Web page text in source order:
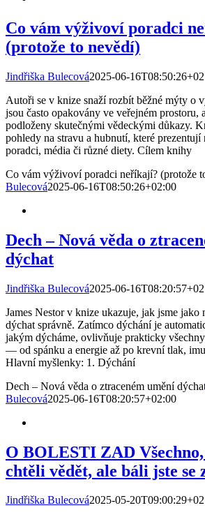
Co vám výživoví poradci
(protože to nevědí)
Jindřiška Bulecová2025-06-
Autoři se v knize snaží rozbít běžné mýty o
jsou často opakovány ve veřejném prostoru,
podloženy skutečnými vědeckými důkazy.
pohledy na stravu a hubnutí, které
poradci, média či různé diety. Cílem knihy
Co vám výživoví poradci neříkají? (protože
Bulecová2025-06-16T08:50:26+02:00
Dech – Nová věda o
dýchat
Jindřiška Bulecová2025-06-
James Nestor v knize ukazuje, jak jsme jako
dýchat správně. Zatímco dýchání je
jakým dýcháme, ovlivňuje prakticky
— od spánku a energie až po krevní tlak,
Hlavní myšlenky: 1. Dýchání
Dech – Nová věda o ztraceném umění
Bulecová2025-06-16T08:20:57+02:00
O BOLESTI ZAD
chtěli vědět, ale báli jste se
Jindřiška Bulecová2025-05-